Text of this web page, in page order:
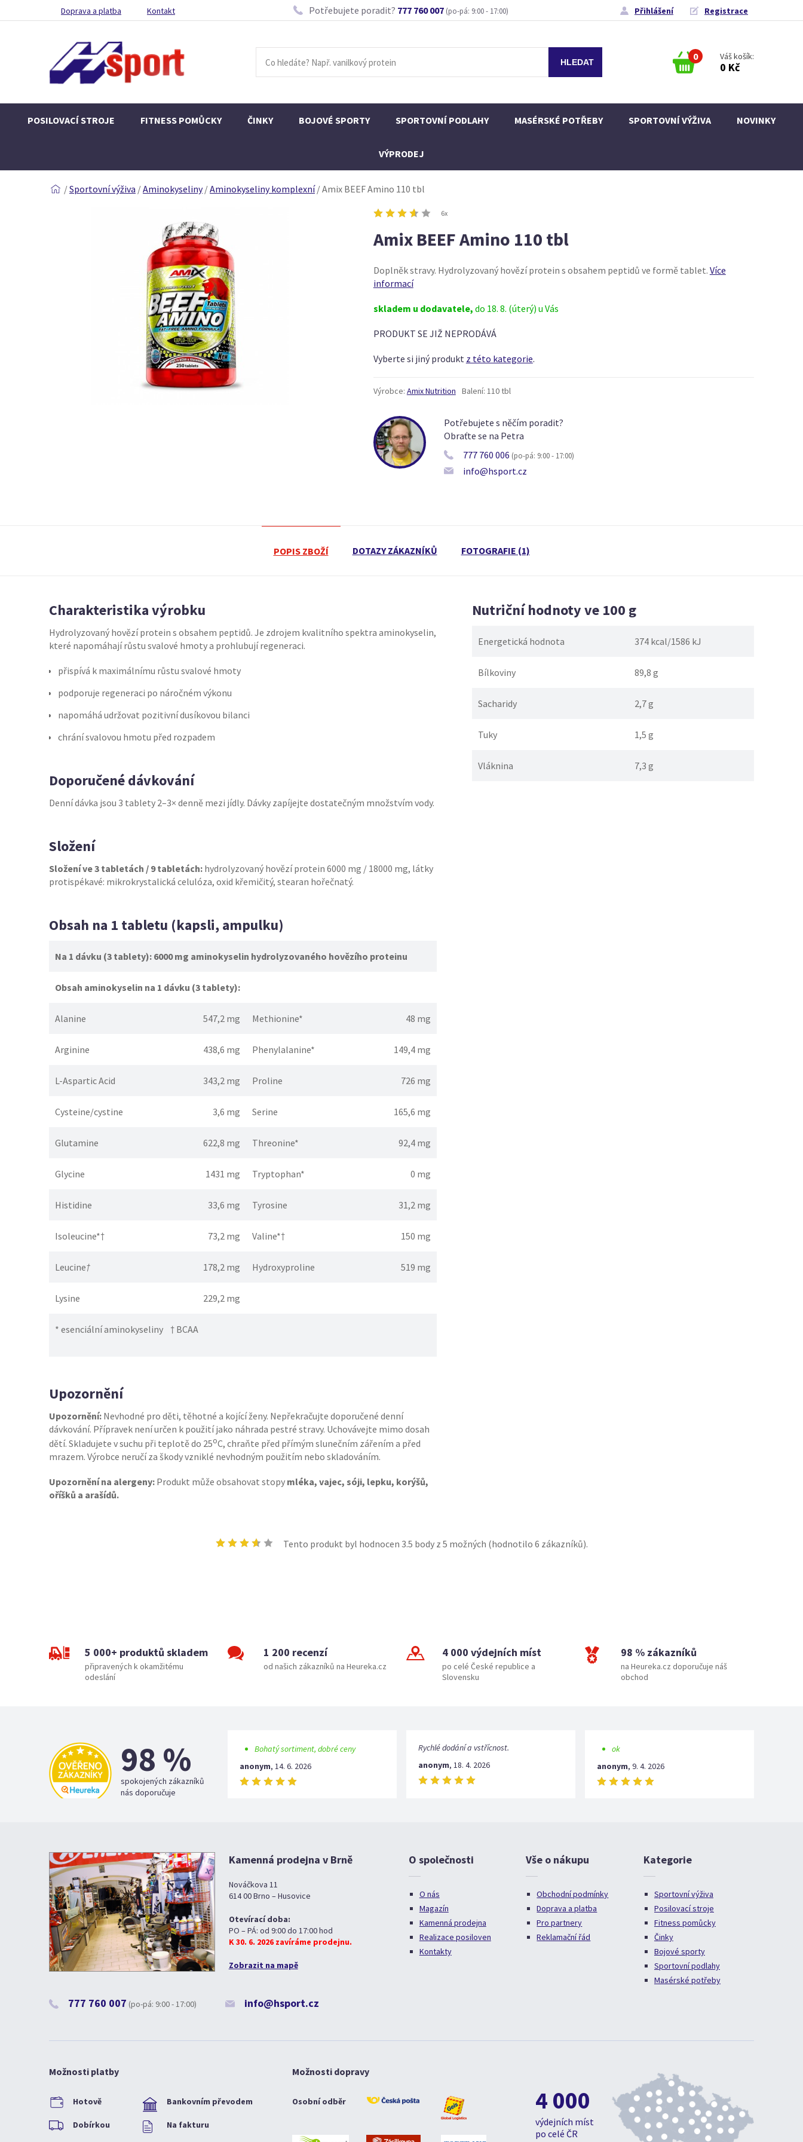
Doprava a platba Kontakt Potřebujete poradit? 777 760 007 (po-pá: 9:00 - 17:00) Přihlášení Registrace
0 Váš košík:
0 Kč
POSILOVACÍ STROJE FITNESS POMŮCKY ČINKY BOJOVÉ SPORTY SPORTOVNÍ PODLAHY MASÉRSKÉ POTŘEBY SPORTOVNÍ VÝŽIVA NOVINKY
VÝPRODEJ
/Sportovní výživa /Aminokyseliny /Aminokyseliny komplexní /Amix BEEF Amino 110 tbl
6x
Amix BEEF Amino 110 tbl
Doplněk stravy. Hydrolyzovaný hovězí protein s obsahem peptidů ve formě tablet. Více
informací
skladem u dodavatele, do 18. 8. (úterý) u Vás
PRODUKT SE JIŽ NEPRODÁVÁ
Vyberte si jiný produkt z této kategorie.
Výrobce: Amix Nutrition Balení: 110 tbl
Potřebujete s něčím poradit?
Obraťte se na Petra
777 760 006 (po-pá: 9:00 - 17:00)
info@hsport.cz
POPIS ZBOŽÍ DOTAZY ZÁKAZNÍKŮ FOTOGRAFIE (1)
Charakteristika výrobku
Hydrolyzovaný hovězí protein s obsahem peptidů. Je zdrojem kvalitního spektra aminokyselin,
které napomáhají růstu svalové hmoty a prohlubují regeneraci.
přispívá k maximálnímu růstu svalové hmoty
podporuje regeneraci po náročném výkonu
napomáhá udržovat pozitivní dusíkovou bilanci
chrání svalovou hmotu před rozpadem
Doporučené dávkování
Denní dávka jsou 3 tablety 2–3× denně mezi jídly. Dávky zapíjejte dostatečným množstvím vody.
Složení
Složení ve 3 tabletách / 9 tabletách: hydrolyzovaný hovězí protein 6000 mg / 18000 mg, látky
protispékavé: mikrokrystalická celulóza, oxid křemičitý, stearan hořečnatý.
Obsah na 1 tabletu (kapsli, ampulku)
Na 1 dávku (3 tablety): 6000 mg aminokyselin hydrolyzovaného hovězího proteinu
Obsah aminokyselin na 1 dávku (3 tablety):
Alanine 547,2 mg Methionine* 48 mg
Arginine 438,6 mg Phenylalanine* 149,4 mg
L-Aspartic Acid 343,2 mg Proline 726 mg
Cysteine/cystine 3,6 mg Serine 165,6 mg
Glutamine 622,8 mg Threonine* 92,4 mg
Glycine 1431 mg Tryptophan* 0 mg
Histidine 33,6 mg Tyrosine 31,2 mg
Isoleucine*† 73,2 mg Valine*† 150 mg
Leucine† 178,2 mg Hydroxyproline 519 mg
Lysine 229,2 mg
* esenciální aminokyseliny † BCAA
Upozornění
Upozornění: Nevhodné pro děti, těhotné a kojící ženy. Nepřekračujte doporučené denní
dávkování. Přípravek není určen k použití jako náhrada pestré stravy. Uchovávejte mimo dosah
dětí. Skladujete v suchu při teplotě do 25oC, chraňte před přímým slunečním zářením a před
mrazem. Výrobce neručí za škody vzniklé nevhodným použitím nebo skladováním.
Upozornění na alergeny: Produkt může obsahovat stopy mléka, vajec, sóji, lepku, korýšů,
oříšků a arašídů.
Nutriční hodnoty ve 100 g
Energetická hodnota 374 kcal/1586 kJ
Bílkoviny 89,8 g
Sacharidy 2,7 g
Tuky 1,5 g
Vláknina 7,3 g
Tento produkt byl hodnocen 3.5 body z 5 možných (hodnotilo 6 zákazníků).
5 000+ produktů skladem
připravených k okamžitému
odeslání
1 200 recenzí
od našich zákazníků na Heureka.cz
4 000 výdejních míst
po celé České republice a
Slovensku
98 % zákazníků
na Heureka.cz doporučuje náš
obchod
98 %
spokojených zákazníků
nás doporučuje
Bohatý sortiment, dobré ceny
anonym, 14. 6. 2026
Rychlé dodání a vstřícnost.
anonym, 18. 4. 2026
ok
anonym, 9. 4. 2026
Kamenná prodejna v Brně
Nováčkova 11
614 00 Brno – Husovice
Otevírací doba:
PO – PÁ: od 9:00 do 17:00 hod
K 30. 6. 2026 zavíráme prodejnu.
Zobrazit na mapě
777 760 007 (po-pá: 9:00 - 17:00) info@hsport.cz
O společnosti
O nás
Magazín
Kamenná prodejna
Realizace posiloven
Kontakty
Vše o nákupu
Obchodní podmínky
Doprava a platba
Pro partnery
Reklamační řád
Kategorie
Sportovní výživa
Posilovací stroje
Fitness pomůcky
Činky
Bojové sporty
Sportovní podlahy
Masérské potřeby
Možnosti platby
Hotově Bankovním převodem
Dobírkou Na fakturu
Možnosti dopravy
Osobní odběr 4 000
výdejních míst
po celé ČR